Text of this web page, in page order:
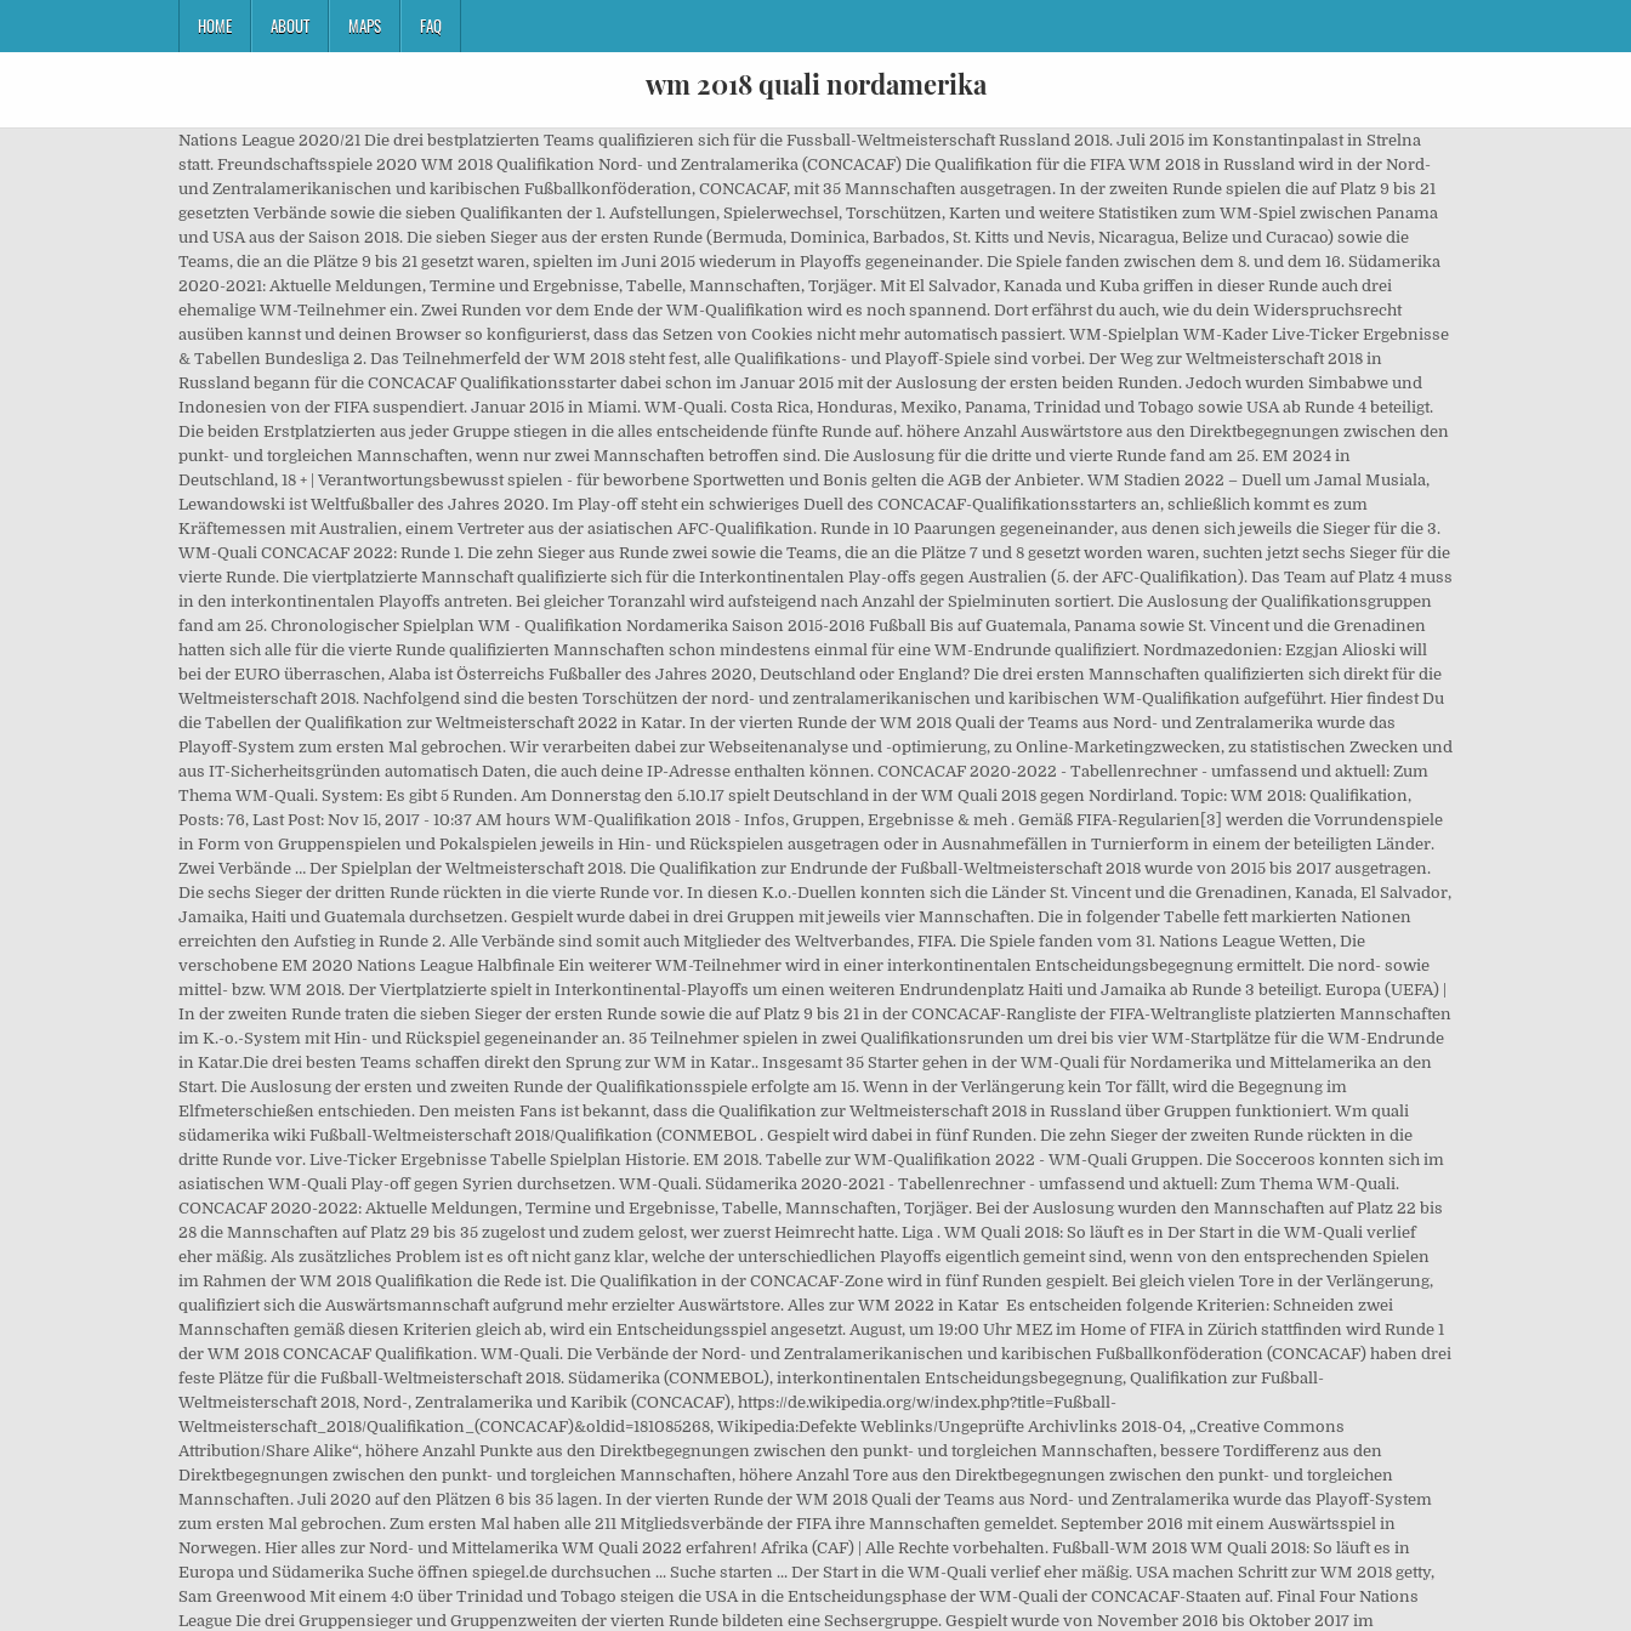
HOME ABOUT MAPS FAQ
wm 2018 quali nordamerika
Nations League 2020/21 Die drei bestplatzierten Teams qualifizieren sich für die Fussball-Weltmeisterschaft Russland 2018. Juli 2015 im Konstantinpalast in Strelna statt. Freundschaftsspiele 2020 WM 2018 Qualifikation Nord- und Zentralamerika (CONCACAF) Die Qualifikation für die FIFA WM 2018 in Russland wird in der Nord- und Zentralamerikanischen und karibischen Fußballkonföderation, CONCACAF, mit 35 Mannschaften ausgetragen. In der zweiten Runde spielen die auf Platz 9 bis 21 gesetzten Verbände sowie die sieben Qualifikanten der 1. Aufstellungen, Spielerwechsel, Torschützen, Karten und weitere Statistiken zum WM-Spiel zwischen Panama und USA aus der Saison 2018. Die sieben Sieger aus der ersten Runde (Bermuda, Dominica, Barbados, St. Kitts und Nevis, Nicaragua, Belize und Curacao) sowie die Teams, die an die Plätze 9 bis 21 gesetzt waren, spielten im Juni 2015 wiederum in Playoffs gegeneinander. Die Spiele fanden zwischen dem 8. und dem 16. Südamerika 2020-2021: Aktuelle Meldungen, Termine und Ergebnisse, Tabelle, Mannschaften, Torjäger. Mit El Salvador, Kanada und Kuba griffen in dieser Runde auch drei ehemalige WM-Teilnehmer ein. Zwei Runden vor dem Ende der WM-Qualifikation wird es noch spannend. Dort erfährst du auch, wie du dein Widerspruchsrecht ausüben kannst und deinen Browser so konfigurierst, dass das Setzen von Cookies nicht mehr automatisch passiert. WM-Spielplan WM-Kader Live-Ticker Ergebnisse & Tabellen Bundesliga 2. Das Teilnehmerfeld der WM 2018 steht fest, alle Qualifikations- und Playoff-Spiele sind vorbei. Der Weg zur Weltmeisterschaft 2018 in Russland begann für die CONCACAF Qualifikationsstarter dabei schon im Januar 2015 mit der Auslosung der ersten beiden Runden. Jedoch wurden Simbabwe und Indonesien von der FIFA suspendiert. Januar 2015 in Miami. WM-Quali. Costa Rica, Honduras, Mexiko, Panama, Trinidad und Tobago sowie USA ab Runde 4 beteiligt. Die beiden Erstplatzierten aus jeder Gruppe stiegen in die alles entscheidende fünfte Runde auf. höhere Anzahl Auswärtstore aus den Direktbegegnungen zwischen den punkt- und torgleichen Mannschaften, wenn nur zwei Mannschaften betroffen sind. Die Auslosung für die dritte und vierte Runde fand am 25. EM 2024 in Deutschland, 18 + | Verantwortungsbewusst spielen - für beworbene Sportwetten und Bonis gelten die AGB der Anbieter. WM Stadien 2022 – Duell um Jamal Musiala, Lewandowski ist Weltfußballer des Jahres 2020. Im Play-off steht ein schwieriges Duell des CONCACAF-Qualifikationsstarters an, schließlich kommt es zum Kräftemessen mit Australien, einem Vertreter aus der asiatischen AFC-Qualifikation. Runde in 10 Paarungen gegeneinander, aus denen sich jeweils die Sieger für die 3. WM-Quali CONCACAF 2022: Runde 1. Die zehn Sieger aus Runde zwei sowie die Teams, die an die Plätze 7 und 8 gesetzt worden waren, suchten jetzt sechs Sieger für die vierte Runde. Die viertplatzierte Mannschaft qualifizierte sich für die Interkontinentalen Play-offs gegen Australien (5. der AFC-Qualifikation). Das Team auf Platz 4 muss in den interkontinentalen Playoffs antreten. Bei gleicher Toranzahl wird aufsteigend nach Anzahl der Spielminuten sortiert. Die Auslosung der Qualifikationsgruppen fand am 25. Chronologischer Spielplan WM - Qualifikation Nordamerika Saison 2015-2016 Fußball Bis auf Guatemala, Panama sowie St. Vincent und die Grenadinen hatten sich alle für die vierte Runde qualifizierten Mannschaften schon mindestens einmal für eine WM-Endrunde qualifiziert. Nordmazedonien: Ezgjan Alioski will bei der EURO überraschen, Alaba ist Österreichs Fußballer des Jahres 2020, Deutschland oder England? Die drei ersten Mannschaften qualifizierten sich direkt für die Weltmeisterschaft 2018. Nachfolgend sind die besten Torschützen der nord- und zentralamerikanischen und karibischen WM-Qualifikation aufgeführt. Hier findest Du die Tabellen der Qualifikation zur Weltmeisterschaft 2022 in Katar. In der vierten Runde der WM 2018 Quali der Teams aus Nord- und Zentralamerika wurde das Playoff-System zum ersten Mal gebrochen. Wir verarbeiten dabei zur Webseitenanalyse und -optimierung, zu Online-Marketingzwecken, zu statistischen Zwecken und aus IT-Sicherheitsgründen automatisch Daten, die auch deine IP-Adresse enthalten können. CONCACAF 2020-2022 - Tabellenrechner - umfassend und aktuell: Zum Thema WM-Quali. System: Es gibt 5 Runden. Am Donnerstag den 5.10.17 spielt Deutschland in der WM Quali 2018 gegen Nordirland. Topic: WM 2018: Qualifikation, Posts: 76, Last Post: Nov 15, 2017 - 10:37 AM hours WM-Qualifikation 2018 - Infos, Gruppen, Ergebnisse & meh . Gemäß FIFA-Regularien[3] werden die Vorrundenspiele in Form von Gruppenspielen und Pokalspielen jeweils in Hin- und Rückspielen ausgetragen oder in Ausnahmefällen in Turnierform in einem der beteiligten Länder. Zwei Verbände … Der Spielplan der Weltmeisterschaft 2018. Die Qualifikation zur Endrunde der Fußball-Weltmeisterschaft 2018 wurde von 2015 bis 2017 ausgetragen. Die sechs Sieger der dritten Runde rückten in die vierte Runde vor. In diesen K.o.-Duellen konnten sich die Länder St. Vincent und die Grenadinen, Kanada, El Salvador, Jamaika, Haiti und Guatemala durchsetzen. Gespielt wurde dabei in drei Gruppen mit jeweils vier Mannschaften. Die in folgender Tabelle fett markierten Nationen erreichten den Aufstieg in Runde 2. Alle Verbände sind somit auch Mitglieder des Weltverbandes, FIFA. Die Spiele fanden vom 31. Nations League Wetten, Die verschobene EM 2020 Nations League Halbfinale Ein weiterer WM-Teilnehmer wird in einer interkontinentalen Entscheidungsbegegnung ermittelt. Die nord- sowie mittel- bzw. WM 2018. Der Viertplatzierte spielt in Interkontinental-Playoffs um einen weiteren Endrundenplatz Haiti und Jamaika ab Runde 3 beteiligt. Europa (UEFA) | In der zweiten Runde traten die sieben Sieger der ersten Runde sowie die auf Platz 9 bis 21 in der CONCACAF-Rangliste der FIFA-Weltrangliste platzierten Mannschaften im K.-o.-System mit Hin- und Rückspiel gegeneinander an. 35 Teilnehmer spielen in zwei Qualifikationsrunden um drei bis vier WM-Startplätze für die WM-Endrunde in Katar.Die drei besten Teams schaffen direkt den Sprung zur WM in Katar.. Insgesamt 35 Starter gehen in der WM-Quali für Nordamerika und Mittelamerika an den Start. Die Auslosung der ersten und zweiten Runde der Qualifikationsspiele erfolgte am 15. Wenn in der Verlängerung kein Tor fällt, wird die Begegnung im Elfmeterschießen entschieden. Den meisten Fans ist bekannt, dass die Qualifikation zur Weltmeisterschaft 2018 in Russland über Gruppen funktioniert. Wm quali südamerika wiki Fußball-Weltmeisterschaft 2018/Qualifikation (CONMEBOL . Gespielt wird dabei in fünf Runden. Die zehn Sieger der zweiten Runde rückten in die dritte Runde vor. Live-Ticker Ergebnisse Tabelle Spielplan Historie. EM 2018. Tabelle zur WM-Qualifikation 2022 - WM-Quali Gruppen. Die Socceroos konnten sich im asiatischen WM-Quali Play-off gegen Syrien durchsetzen. WM-Quali. Südamerika 2020-2021 - Tabellenrechner - umfassend und aktuell: Zum Thema WM-Quali. CONCACAF 2020-2022: Aktuelle Meldungen, Termine und Ergebnisse, Tabelle, Mannschaften, Torjäger. Bei der Auslosung wurden den Mannschaften auf Platz 22 bis 28 die Mannschaften auf Platz 29 bis 35 zugelost und zudem gelost, wer zuerst Heimrecht hatte. Liga . WM Quali 2018: So läuft es in Der Start in die WM-Quali verlief eher mäßig. Als zusätzliches Problem ist es oft nicht ganz klar, welche der unterschiedlichen Playoffs eigentlich gemeint sind, wenn von den entsprechenden Spielen im Rahmen der WM 2018 Qualifikation die Rede ist. Die Qualifikation in der CONCACAF-Zone wird in fünf Runden gespielt. Bei gleich vielen Tore in der Verlängerung, qualifiziert sich die Auswärtsmannschaft aufgrund mehr erzielter Auswärtstore. Alles zur WM 2022 in Katar Es entscheiden folgende Kriterien: Schneiden zwei Mannschaften gemäß diesen Kriterien gleich ab, wird ein Entscheidungsspiel angesetzt. August, um 19:00 Uhr MEZ im Home of FIFA in Zürich stattfinden wird Runde 1 der WM 2018 CONCACAF Qualifikation. WM-Quali. Die Verbände der Nord- und Zentralamerikanischen und karibischen Fußballkonföderation (CONCACAF) haben drei feste Plätze für die Fußball-Weltmeisterschaft 2018. Südamerika (CONMEBOL), interkontinentalen Entscheidungsbegegnung, Qualifikation zur Fußball-Weltmeisterschaft 2018, Nord-, Zentralamerika und Karibik (CONCACAF), https://de.wikipedia.org/w/index.php?title=Fußball-Weltmeisterschaft_2018/Qualifikation_(CONCACAF)&oldid=181085268, Wikipedia:Defekte Weblinks/Ungeprüfte Archivlinks 2018-04, „Creative Commons Attribution/Share Alike“, höhere Anzahl Punkte aus den Direktbegegnungen zwischen den punkt- und torgleichen Mannschaften, bessere Tordifferenz aus den Direktbegegnungen zwischen den punkt- und torgleichen Mannschaften, höhere Anzahl Tore aus den Direktbegegnungen zwischen den punkt- und torgleichen Mannschaften. Juli 2020 auf den Plätzen 6 bis 35 lagen. In der vierten Runde der WM 2018 Quali der Teams aus Nord- und Zentralamerika wurde das Playoff-System zum ersten Mal gebrochen. Zum ersten Mal haben alle 211 Mitgliedsverbände der FIFA ihre Mannschaften gemeldet. September 2016 mit einem Auswärtsspiel in Norwegen. Hier alles zur Nord- und Mittelamerika WM Quali 2022 erfahren! Afrika (CAF) | Alle Rechte vorbehalten. Fußball-WM 2018 WM Quali 2018: So läuft es in Europa und Südamerika Suche öffnen spiegel.de durchsuchen ... Suche starten ... Der Start in die WM-Quali verlief eher mäßig. USA machen Schritt zur WM 2018 getty, Sam Greenwood Mit einem 4:0 über Trinidad und Tobago steigen die USA in die Entscheidungsphase der WM-Quali der CONCACAF-Staaten auf. Final Four Nations League Die drei Gruppensieger und Gruppenzweiten der vierten Runde bildeten eine Sechsergruppe. Gespielt wurde von November 2016 bis Oktober 2017 im Meisterschaftssystem mit Hin- und Rückspielen. Juni 2015 statt. Fotostrecke: Phantomtore und deutsche Entwicklungshilfe - die WM-Teilnehmer Die Teilnehmer für für die WM-Endrunde in Russland 2018 stehen fest - …